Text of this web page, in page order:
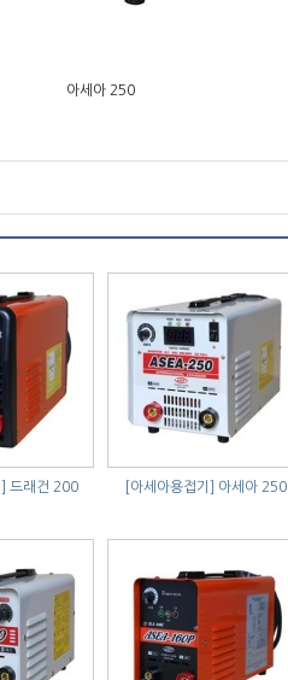
아세아 250
드래건 200 [아세아용접기] 아세아 250